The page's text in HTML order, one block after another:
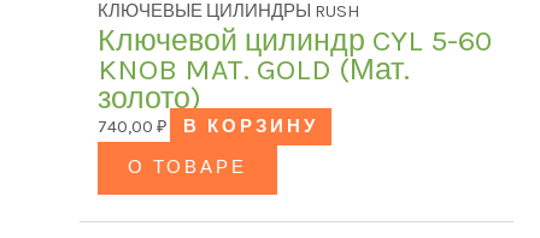
КЛЮЧЕВЫЕ ЦИЛИНДРЫ RUSH
Ключевой цилиндр CYL 5-60
KNOB MAT. GOLD (Мат.
золото)
740,00 ₽
В КОРЗИНУ
О ТОВАРЕ